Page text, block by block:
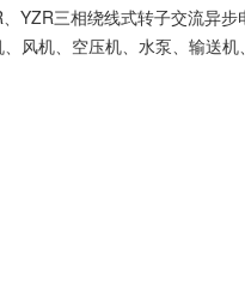
YZR三相绕线式转子交流
机、空压机、水泵、输送